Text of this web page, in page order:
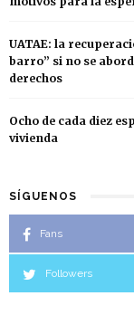
UATAE: la
barro” si no se
derechos
Ocho de cada diez
vivienda
SÍGUENOS
Fans
Followers